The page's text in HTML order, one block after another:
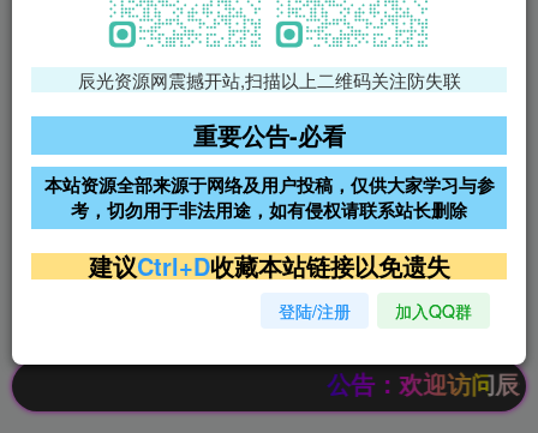
免费领支付宝红包
腾讯轻量4核4G3M服务器38元/
阿里云2核2G200M服务器68元/
年
雨云高防免备案服务器
超低价文字广告位招租 超低价文字广告位招租
超低价文字广告位招租
公告：欢迎访问辰光资
辰光资源网震撼开站,扫描以上二维码关注防失联
重要公告-必看
本站资源全部来源于网络及用户投稿，仅供大家学习与参
考，切勿用于非法用途，如有侵权请联系站长删除
建议Ctrl+D收藏本站链接以免遗失
登陆/注册 加入QQ群